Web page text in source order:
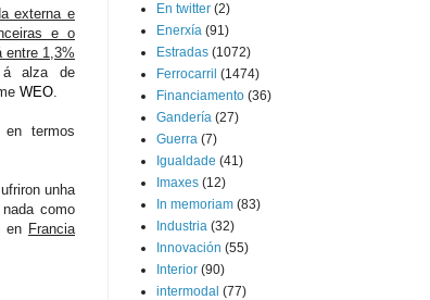
externa e
e o
entre 1,3%
á alza de
WEO
termos
unha
como
en Francia
En twitter (2)
Enerxía (91)
Estradas (1072)
Ferrocarril (1474)
Financiamento (36)
Gandería (27)
Guerra (7)
Igualdade (41)
Imaxes (12)
In memoriam (83)
Industria (32)
Innovación (55)
Interior (90)
intermodal (77)